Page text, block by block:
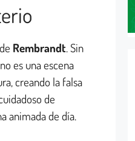
Rembrandt. Sin
es una escena
creando la falsa
de
animada de día.